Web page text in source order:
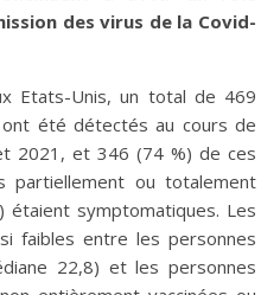
des virus de la Covid-
Etats-Unis, un total de 469
été détectés au cours de
2021, et 346 (74 %) de ces
partiellement ou totalement
étaient symptomatiques. Les
faibles entre les personnes
22,8) et les personnes